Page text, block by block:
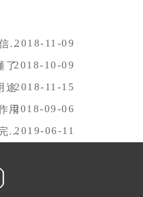
企业投标用的3A信用等级证书、信用报告办理时间，哪里办比较好？2018-11-09
了2018-10-09
途2018-11-15
用2018-09-06
如何拿AAA级企业信用评级，看完你就懂了2019-06-11